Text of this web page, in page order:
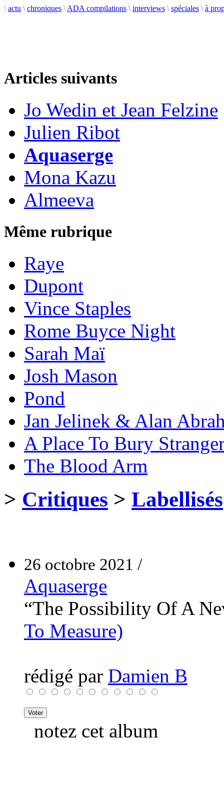
\ actu \ chroniques \ ADA compilations \ interviews \ spéciales \ à
Articles suivants
Jo Wedin et Jean Felzine
Julien Ribot
Aquaserge
Mona Kazu
Almeeva
Même rubrique
Raye
Dupont
Vince Staples
Rome Buyce Night
Sarah Maï
Josh Mason
Pond
Jan Jelinek & Alan
A Place To Bury
The Blood Arm
> Critiques > Labellisés
26 octobre 2021 /
Aquaserge
“The Possibility Of A
To Measure)
rédigé par Damien B
notez cet album